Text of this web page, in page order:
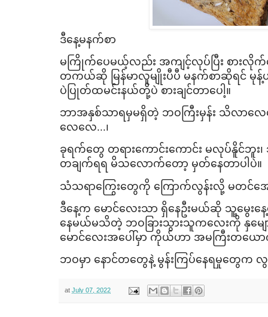
​ဒီ​နေ့မနက်စာ
မကြိုက်​ပေမယ့်လည်း အကျင့်လုပ်ပြီး စားလိုက်​
တကယ်ဆို မြန်မာလူမျိုးပီပီ မနက်စာဆိုရင် မုန့်
ပဲပြုတ်ထမင်းနယ်တို့ပဲ စားချင်တာ​ပေါ့။
ဘာအနှစ်သာရမှမရှိတဲ့ ဘဝကြီးမှန်း သိလာ​လ
လေ​​လေ...၊
ခုရက်​တွေ တရား​ကောင်း​ကောင်း မလုပ်နိူင်
တချက်ရရ မိသ​လောက်​တော့ မှတ်​နေတာပါပဲ။
သံသရာ​ကြွေး​တွေကို ​ကြောက်လွန်းလို့ မတင်​အေ
ဒီ​နေ့က ​မောင်​လေးသာ ရှိ​နေဦးမယ်ဆို သူ့​မွေ
နေမယ်မသိတဲ့ ဘဝခြားသွားသူက​လေးကို နှ​မ
မောင်​လေးအ​ပေါ်မှာ ကိုယ်ဟာ အမကြီးတ​ယေ
ဘဝမှာ ​နောင်တ​တွေနဲ့ မွန်းကြပ်​နေရမှု​တွေ
at July 07, 2022